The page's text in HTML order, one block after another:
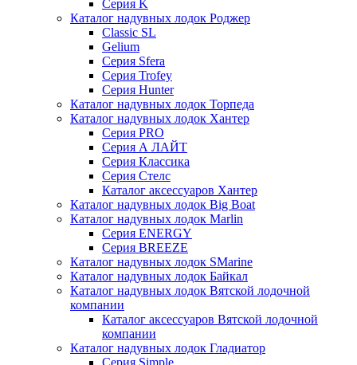
Серия K
Каталог надувных лодок Роджер
Classic SL
Gelium
Серия Sfera
Серия Trofey
Серия Hunter
Каталог надувных лодок Торпеда
Каталог надувных лодок Хантер
Серия PRO
Серия А ЛАЙТ
Серия Классика
Серия Стелс
Каталог аксессуаров Хантер
Каталог надувных лодок Big Boat
Каталог надувных лодок Marlin
Серия ENERGY
Серия BREEZE
Каталог надувных лодок SMarine
Каталог надувных лодок Байкал
Каталог надувных лодок Вятской лодочной
компании
Каталог аксессуаров Вятской лодочной
компании
Каталог надувных лодок Гладиатор
Серия Simple